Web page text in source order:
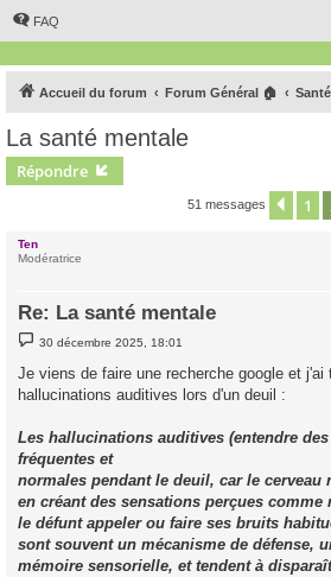
FAQ
Accueil du forum Forum Général 🏠
La santé mentale
Répondre
51 messages 1
Ten
Modératrice
Re: La santé mentale
M
e
s
a
30 décembre 2025, 18:01
Je viens de faire une recherche google et j'ai
hallucinations auditives lors d'un deuil :
Les hallucinations auditives (entendre
fréquentes et
normales pendant le deuil, car le cerveau
en créant des sensations perçues comme
le défunt appeler ou faire ses bruits
sont souvent un mécanisme de défense,
mémoire sensorielle, et tendent à